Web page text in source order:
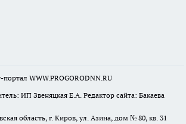
WWW.PROGORODNN.RU
ИП Звеняцкая Е.А. Редактор сайта: Бакаева
область, г. Киров, ул. Азина, дом № 80, кв. 31